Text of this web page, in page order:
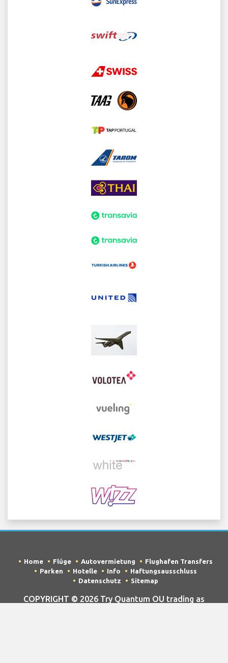
Home Flüge Autovermietung
Flughafen Transfers
Parken
Hotelle Info
Haftungsausschluss
Datenschutz
Sitemap
COPYRIGHT © 2026 Try Quantum OU trading as